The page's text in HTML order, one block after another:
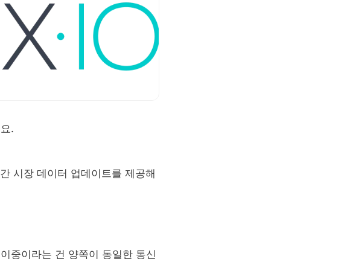
.
시장 데이터 업데이트를 제공해
중이라는 건 양쪽이 동일한 통신